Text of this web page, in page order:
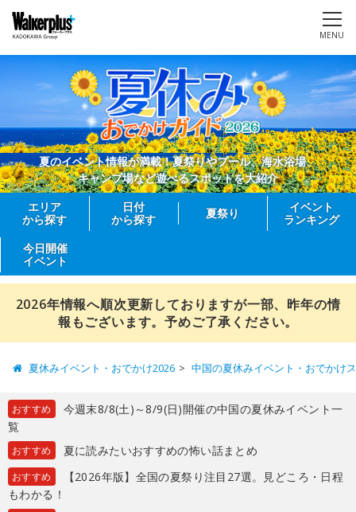
MENU
夏のイベント情報が満載！夏祭りやプール、海水浴場、
キャンプ場など遊べるスポットを大紹介
エリア
から探す
日付
から探す
夏祭り
イベント
ランキング
今日開催
イベント
2026年情報へ順次更新しておりますが一部、昨年の情
報もございます。予めご了承ください。
夏休みイベント・おでかけ2026 中国の夏休みイベント・おでかけ
おすすめ
今週末8/8(土)～8/9(日)開催の中国の夏休みイベント一
覧
おすすめ 夏に読みたいおすすめの怖い話まとめ
おすすめ
【2026年版】全国の夏祭り注目27選。見どころ・日程
もわかる！